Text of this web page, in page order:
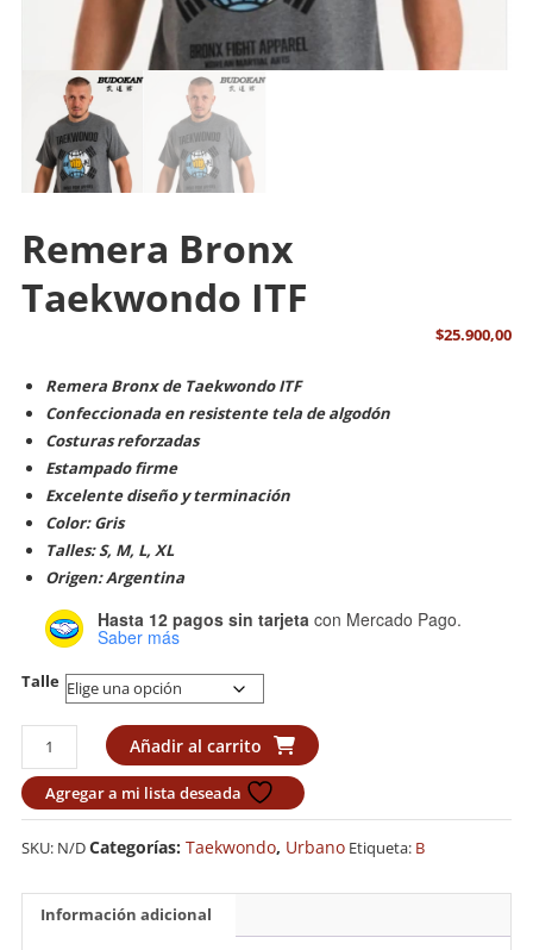
Remera Bronx
Taekwondo ITF
$25.900,00
Remera Bronx de Taekwondo ITF
Confeccionada en resistente tela de algodón
Costuras reforzadas
Estampado firme
Excelente diseño y terminación
Color: Gris
Talles: S, M, L, XL
Origen: Argentina
Hasta 12 pagos sin tarjeta con Mercado Pago.
Saber más
Talle
Remera
Bronx
Taekwondo
ITF
cantidad
Añadir al carrito
Agregar a mi lista deseada
SKU: N/DCategorías: Taekwondo, Urbano Etiqueta: B
Información adicional